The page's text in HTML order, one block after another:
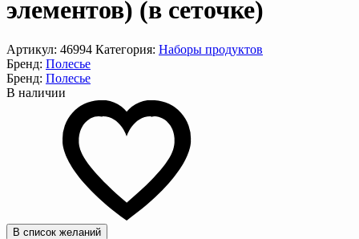
элементов) (в сеточке)
Артикул: 46994 Категория: Наборы продуктов
Бренд: Полесье
Бренд: Полесье
В наличии
В список желаний